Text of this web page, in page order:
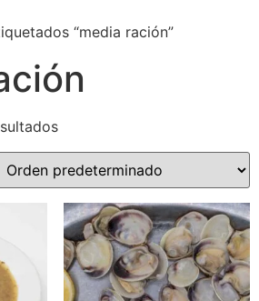
“media ración”